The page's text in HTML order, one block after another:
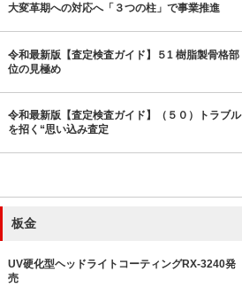
大変革期への対応へ「３つの柱」で事業推進
令和最新版【査定検査ガイド】５1 樹脂製骨格部
位の見極め
令和最新版【査定検査ガイド】（５０）トラブル
を招く“思い込み査定
板金
UV硬化型ヘッドライトコーティングRX-3240発
売